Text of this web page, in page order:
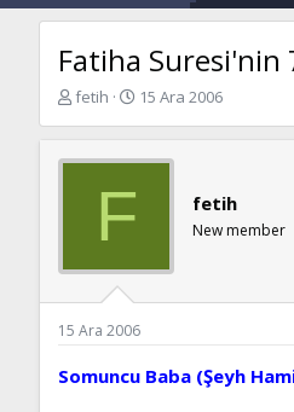
Fatiha Suresi'nin
K
b
a
a
a
fetih
B
l
ç
r
h
15 Ara 2006
F fetih
New member
15 Ara 2006
Somuncu Baba (Şeyh